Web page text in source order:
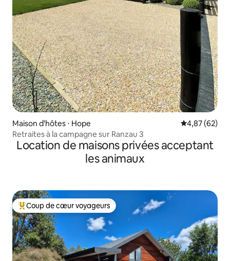
Maison d'hôtes ⋅ Hope Évaluation
4,87 (62)
Retraites à la campagne sur Ranzau 3
Location de maisons privées acceptant
les animaux
Coups de cœur voyageurs les plus appréciés
Coup de cœur voyageurs